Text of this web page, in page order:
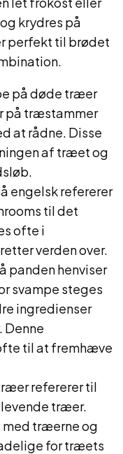
krydres på
perfekt til brødet
på døde træer
på træstammer
at rådne. Disse
af træet og
engelsk refererer
til det
ofte i
verden over.
panden henviser
svampe steges
ingredienser
Denne
til at fremhæve
refererer til
træer.
med træerne og
for træets